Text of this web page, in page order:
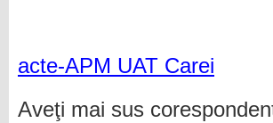
acte-APM UAT Carei
Aveţi mai sus